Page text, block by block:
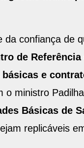
confiança de
de
e
ministro
Básicas de
replicáveis